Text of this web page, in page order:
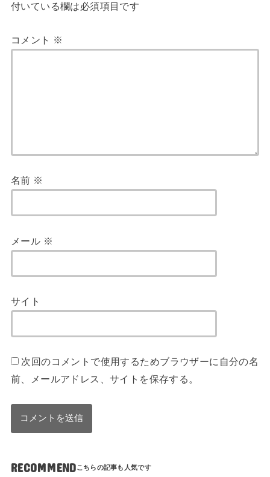
付いている欄は必須項目です
コメント ※
名前 ※
メール ※
サイト
次回のコメントで使用するためブラウザーに自分の名
前、メールアドレス、サイトを保存する。
RECOMMEND